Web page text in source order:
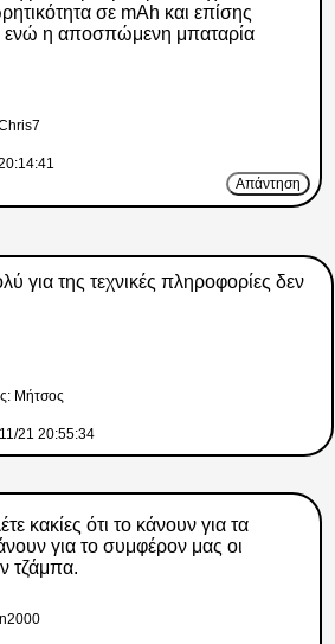
σε mAh και επίσης
ενώ η αποσπώμενη μπαταρία
Απάντηση
για της τεχνικές πληροφορίες δεν
Μήτσος
21 20:55:34
κακίες ότι το κάνουν για τα
για το συμφέρον μας οι
τζάμπα.